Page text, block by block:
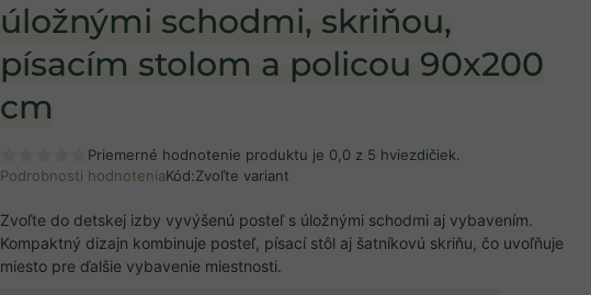
úložnými schodmi, skriňou,
písacím stolom a policou 90x200
cm
Priemerné hodnotenie produktu je 0,0 z 5 hviezdičiek.
Podrobnosti hodnoteniaKód:Zvoľte variant
Zvoľte do detskej izby vyvýšenú posteľ s úložnými schodmi aj vybavením.
Kompaktný dizajn kombinuje posteľ, písací stôl aj šatníkovú skriňu, čo uvoľňuje
miesto pre ďalšie vybavenie miestnosti.